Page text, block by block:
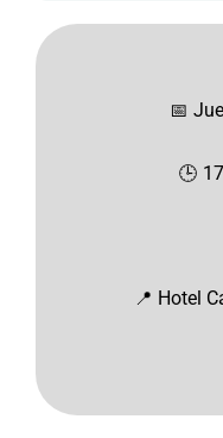
📅
🕒
📍 Hotel